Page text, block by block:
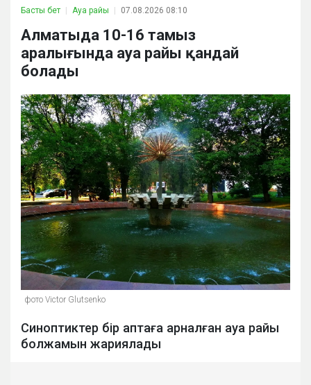
Басты бет Ауа райы 07.08.2026 08:10
Алматыда 10-16 тамыз
аралығында ауа райы қандай
болады
фото Victor Glutsenko
Синоптиктер бір аптаға арналған ауа райы
болжамын жариялады